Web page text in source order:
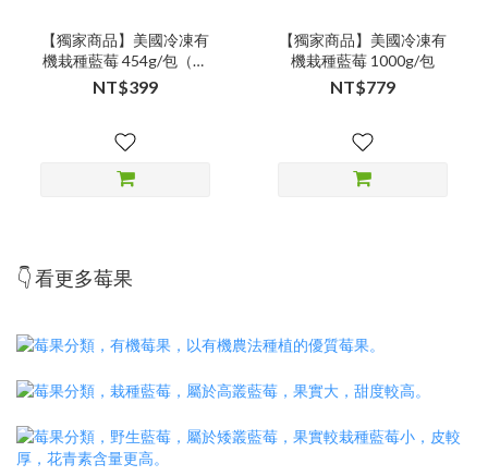
【獨家商品】美國冷凍有
機栽種藍莓 454g/包（夾
鏈袋）
NT$399
【獨家商品】美國冷凍有
機栽種藍莓 1000g/包
NT$779
👇 看更多莓果